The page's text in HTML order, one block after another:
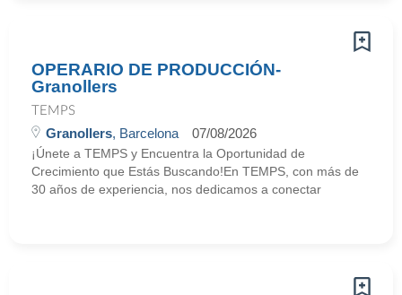
OPERARIO DE PRODUCCIÓN-
Granollers
TEMPS
Granollers, Barcelona 07/08/2026
¡Únete a TEMPS y Encuentra la Oportunidad de
Crecimiento que Estás Buscando!En TEMPS, con más de
30 años de experiencia, nos dedicamos a conectar